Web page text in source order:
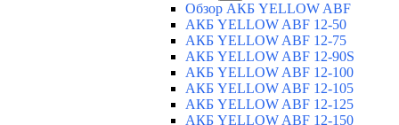
Обзор АКБ YELLOW ABF
АКБ YELLOW ABF 12-50
АКБ YELLOW ABF 12-75
АКБ YELLOW ABF 12-90S
АКБ YELLOW ABF 12-100
АКБ YELLOW ABF 12-105
АКБ YELLOW ABF 12-125
АКБ YELLOW ABF 12-150